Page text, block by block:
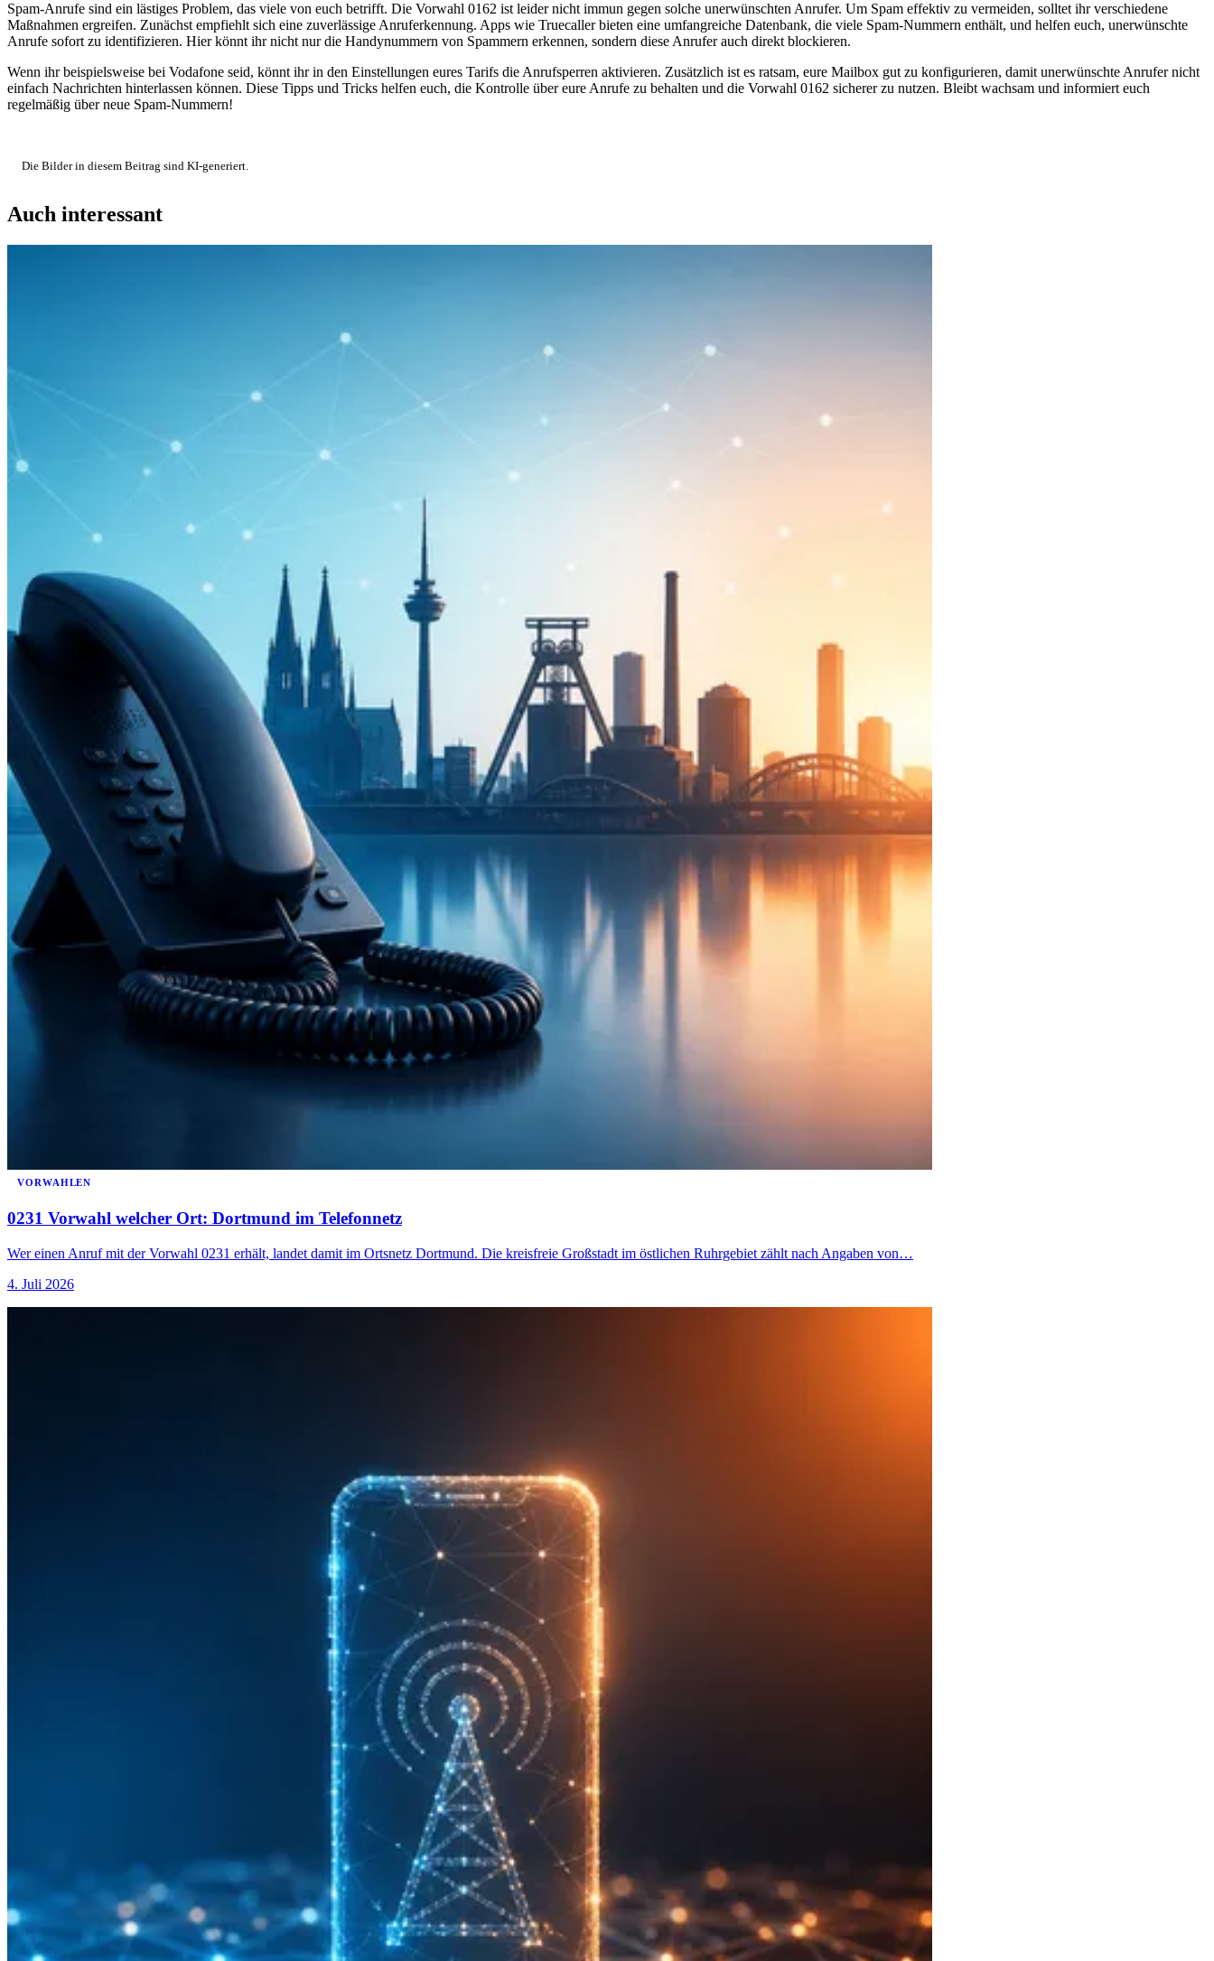
Spam-Anrufe sind ein lästiges Problem, das viele von euch betrifft. Die Vorwahl 0162 ist leider nicht immun gegen solche unerwünschten Anrufer. Um Spam effektiv zu vermeiden, solltet ihr verschiedene
Maßnahmen ergreifen. Zunächst empfiehlt sich eine zuverlässige Anruferkennung. Apps wie Truecaller bieten eine umfangreiche Datenbank, die viele Spam-Nummern enthält, und helfen euch, unerwünschte
Anrufe sofort zu identifizieren. Hier könnt ihr nicht nur die Handynummern von Spammern erkennen, sondern diese Anrufer auch direkt blockieren.
Wenn ihr beispielsweise bei Vodafone seid, könnt ihr in den Einstellungen eures Tarifs die Anrufsperren aktivieren. Zusätzlich ist es ratsam, eure Mailbox gut zu konfigurieren, damit unerwünschte Anrufer nicht
einfach Nachrichten hinterlassen können. Diese Tipps und Tricks helfen euch, die Kontrolle über eure Anrufe zu behalten und die Vorwahl 0162 sicherer zu nutzen. Bleibt wachsam und informiert euch
regelmäßig über neue Spam-Nummern!
Die Bilder in diesem Beitrag sind KI-generiert.
Auch interessant
VORWAHLEN
0231 Vorwahl welcher Ort: Dortmund im Telefonnetz
Wer einen Anruf mit der Vorwahl 0231 erhält, landet damit im Ortsnetz Dortmund. Die kreisfreie Großstadt im östlichen Ruhrgebiet zählt nach Angaben von…
4. Juli 2026